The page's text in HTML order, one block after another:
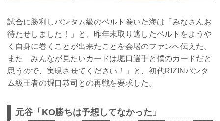
試合に勝利しバンタム級のベルト巻いた海は「みなさんお
待たせしました！」と、昨年末取り逃したベルトをようや
く自身に巻くことが出来たことを会場のファンへ伝えた。
また「みんなが見たいカードは堀口選手と僕のカードだと
思うので、実現させてください！」と、初代RIZINバンタ
ム級王者の堀口恭司との再戦を要求した。
元谷「KO勝ちは予想してなかった」